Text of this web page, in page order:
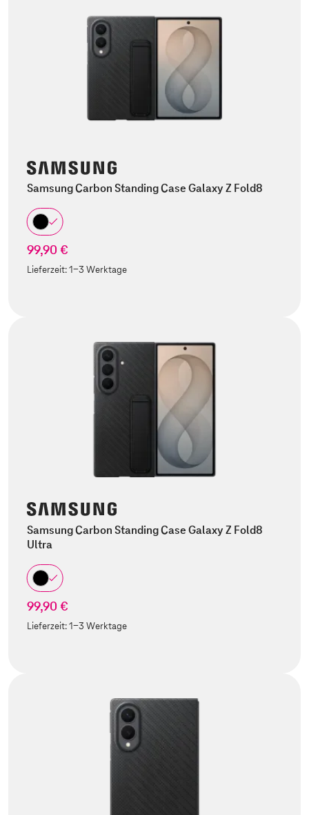
Samsung Carbon Standing Case Galaxy Z Fold8
99,90 €
Lieferzeit:1-3 Werktage
Samsung Carbon Standing Case Galaxy Z Fold8
Ultra
99,90 €
Lieferzeit:1-3 Werktage